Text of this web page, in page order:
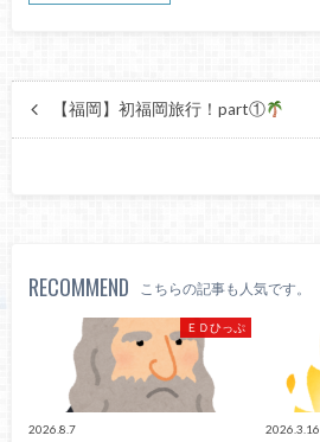
【福岡】初福岡旅行！part①
RECOMMEND こちらの記事も人気です。
ＥＤひっぷ
2026.8.7 2026.3.16